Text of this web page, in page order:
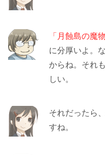
「月蝕島の魔物
に分厚いよ。
からね。それ
しい。
それだったら
すね。